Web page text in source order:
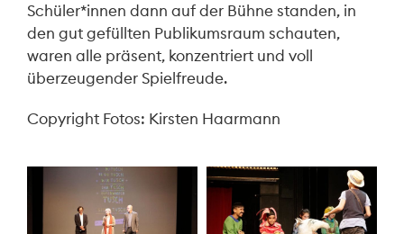
Schüler*innen dann auf der Bühne standen, in
den gut gefüllten Publikumsraum schauten,
waren alle präsent, konzentriert und voll
überzeugender Spielfreude.
Copyright Fotos: Kirsten Haarmann